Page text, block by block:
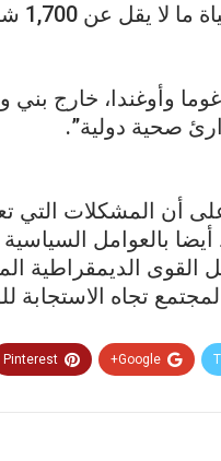
يقل عن 1,700 شخص.
وأوغندا، خارج بني
صحية دولية”.
على أن المشكلات
بالعوامل
تجاه الاستجابة
Google+
Pinterest